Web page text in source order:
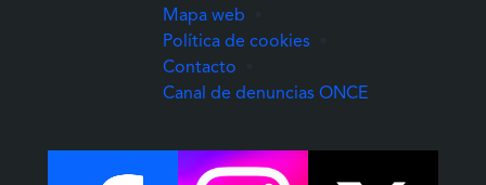
Mapa web
Política de cookies
Contacto
Canal de denuncias ONCE(Abre una